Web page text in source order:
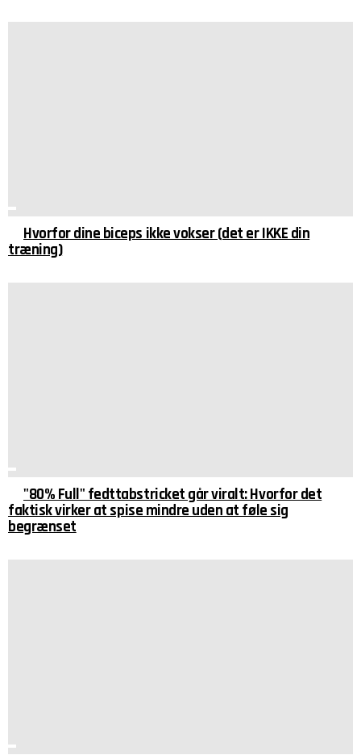
Hvorfor dine biceps ikke vokser (det er IKKE din
træning)
"80% Full" fedttabstricket går viralt: Hvorfor det
faktisk virker at spise mindre uden at føle sig
begrænset